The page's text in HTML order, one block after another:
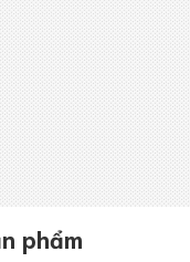
phẩm